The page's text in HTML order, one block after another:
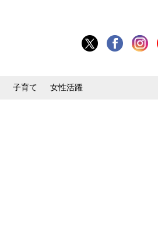
子育て 女性活躍